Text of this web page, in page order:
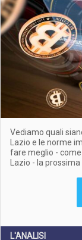
Vediamo quali
Lazio e le norme
fare meglio -
Lazio - la
L'ANALISI